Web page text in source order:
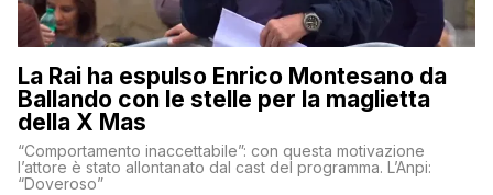
La Rai ha espulso Enrico Montesano da
Ballando con le stelle per la maglietta
della X Mas
“Comportamento inaccettabile”: con questa motivazione
l’attore è stato allontanato dal cast del programma. L’Anpi:
“Doveroso”